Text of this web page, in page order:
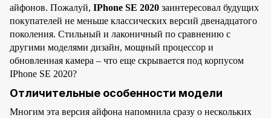
айфонов. Пожалуй, IPhone SE 2020 заинтересовал будущих
покупателей не меньше классических версий двенадцатого
поколения. Стильный и лаконичный по сравнению с
другими моделями дизайн, мощный процессор и
обновленная камера – что еще скрывается под корпусом
IPhone SE 2020?
Отличительные особенности модели
Многим эта версия айфона напомнила сразу о нескольких